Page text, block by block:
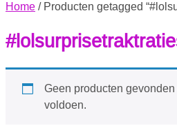
Home / Producten getagged
Geen producten
voldoen.